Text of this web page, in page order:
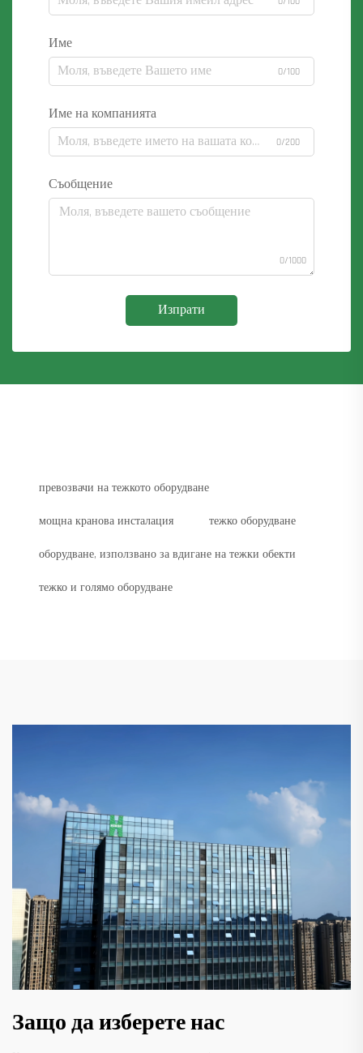
Име
0/100
Име на компанията
0/200
Съобщение
0/1000
Изпрати
превозвачи на тежкото оборудване
мощна кранова инсталация тежко оборудване
оборудване, използвано за вдигане на тежки обекти
тежко и голямо оборудване
Защо да изберете нас